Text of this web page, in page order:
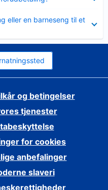
eller en barneseng til et
og betingelser
tjenester
for cookies
anbefalinger
slaveri